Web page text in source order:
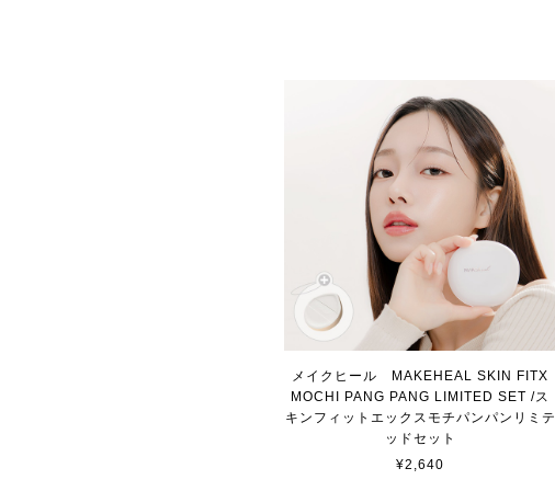
メイクヒール MAKEHEAL SKIN FITX
MOCHI PANG PANG LIMITED SET /ス
キンフィットエックスモチパンパンリミテ
ッドセット
¥2,640